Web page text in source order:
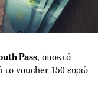
Pass, αποκτά
το voucher 150 ευρώ